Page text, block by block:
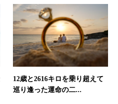
12歳と2616キロを乗り超えて
巡り逢った運命の二...